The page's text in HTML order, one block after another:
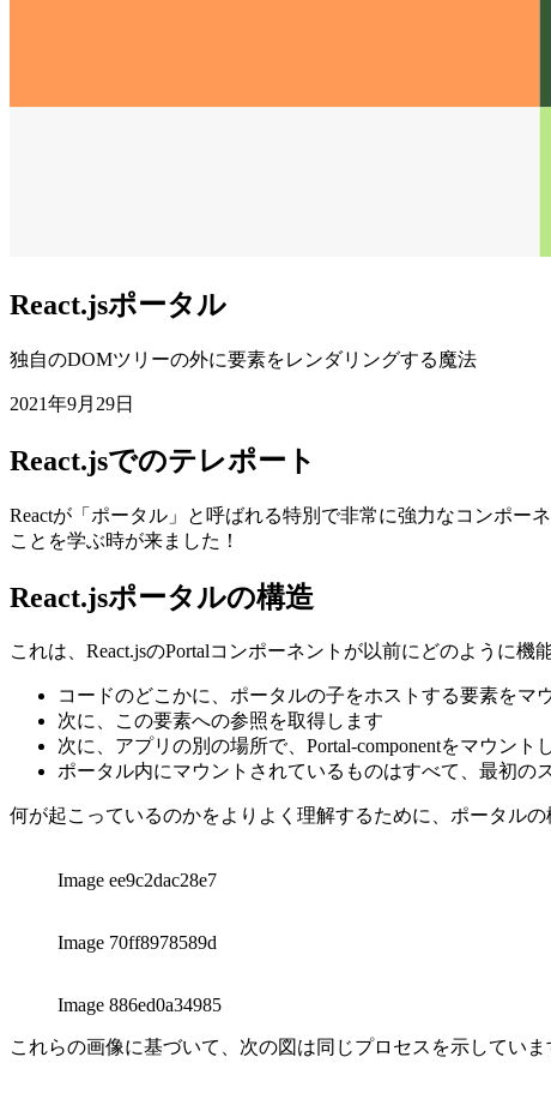
React.jsポータル
独自のDOMツリーの外に要素をレンダリングする魔法
2021年9月29日
React.jsでのテレポート
ことを学ぶ時が来ました！
React.jsポータルの構造
これは、React.jsのPortalコンポーネントが以前にどのように
コードのどこかに、ポータルの子をホストする要素をマ
次に、この要素への参照を取得します
次に、アプリの別の場所で、Portal-componentをマウント
ポータル内にマウントされているものはすべて、最初の
何が起こっているのかをよりよく理解するために、ポータル
Image ee9c2dac28e7
Image 70ff8978589d
Image 886ed0a34985